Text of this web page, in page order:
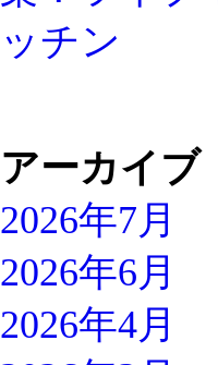
アーカイブ
2026年7月
2026年6月
2026年4月